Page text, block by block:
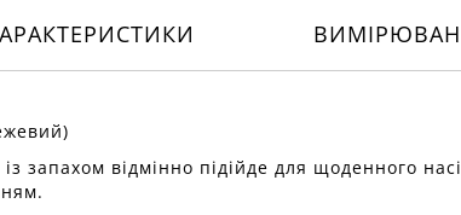
запахом відмінно підійде для щоденного